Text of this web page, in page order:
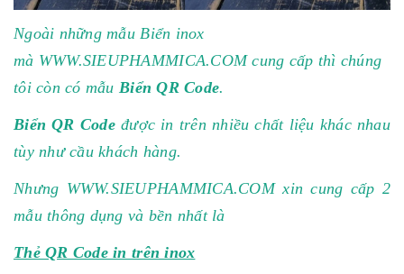
Ngoài những mẫu Biển inox
mà WWW.SIEUPHAMMICA.COMcung cấp thì chúng
tôi còn có mẫu Biển QR Code.
Biển QR Codeđược in trên nhiều chất liệu khác nhau
tùy như cầu khách hàng.
Nhưng WWW.SIEUPHAMMICA.COMxin cung cấp 2
mẫu thông dụng và bền nhất là
Thẻ QR Code in trên inox